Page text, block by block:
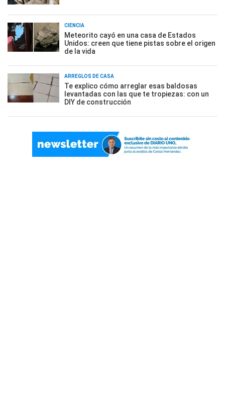
CIENCIA
Meteorito cayó en una casa de Estados
Unidos: creen que tiene pistas sobre el origen
de la vida
ARREGLOS DE CASA
Te explico cómo arreglar esas baldosas
levantadas con las que te tropiezas: con un
DIY de construcción